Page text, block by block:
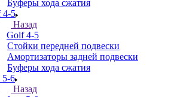
Буферы хода сжатия
4-5
Назад
Golf 4-5
Стойки передней подвески
Амортизаторы задней подвески
Буферы хода сжатия
5-6
Назад